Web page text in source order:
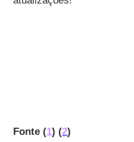
Fonte (1) (2)